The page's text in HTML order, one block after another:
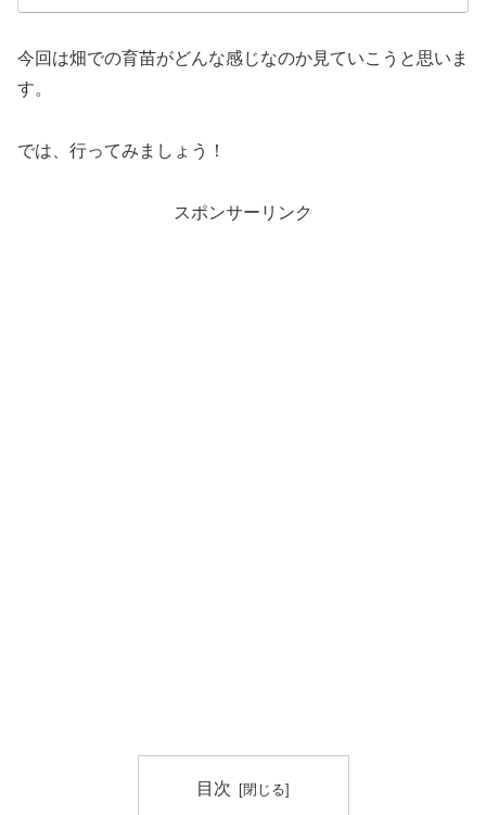
今回は畑での育苗がどんな感じなのか見ていこうと思いま
す。
では、行ってみましょう！
スポンサーリンク
目次